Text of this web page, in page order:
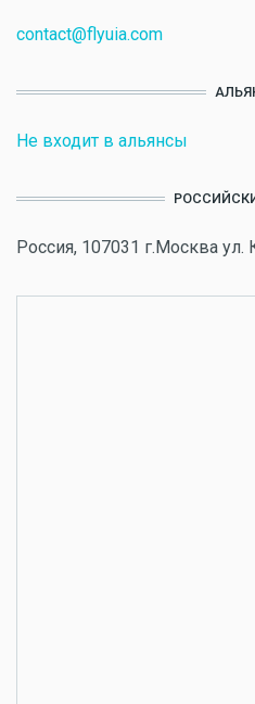
contact@flyuia.com
Не входит в альянсы
Россия, 107031 г.Москва ул.